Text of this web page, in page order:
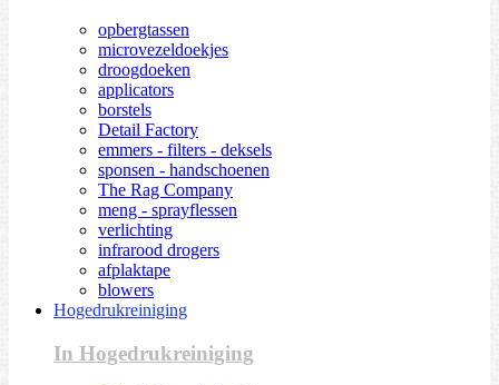
opbergtassen
microvezeldoekjes
droogdoeken
applicators
borstels
Detail Factory
emmers - filters - deksels
sponsen - handschoenen
The Rag Company
meng - sprayflessen
verlichting
infrarood drogers
afplaktape
blowers
Hogedrukreiniging
In Hogedrukreiniging